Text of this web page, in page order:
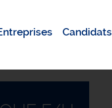
Candidats